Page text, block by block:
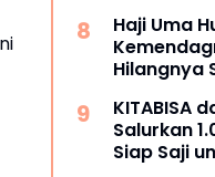
Haji Uma
Hilangnya
KITABISA
Salurkan
Siap Saji